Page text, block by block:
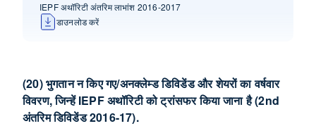
IEPF अथॉरिटी अंतरिम लाभांश 2016-2017
डाउनलोड करें
(20) भुगतान न किए गए/अनक्लेम्‍ड डिविडेंड और शेयरों का वर्षवार
विवरण, जिन्‍हें IEPF अथॉरिटी को ट्रांसफर किया जाना है (2nd
अंतरिम डिविडेंड 2016-17).